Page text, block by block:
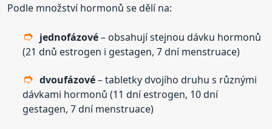
Podle množství hormonů se dělí na:
jednofázové– obsahují stejnou dávku hormonů
(21 dnů estrogen i gestagen, 7 dní menstruace)
dvoufázové– tabletky dvojího druhu s různými
dávkami hormonů (11 dní estrogen, 10 dní
gestagen, 7 dní menstruace)